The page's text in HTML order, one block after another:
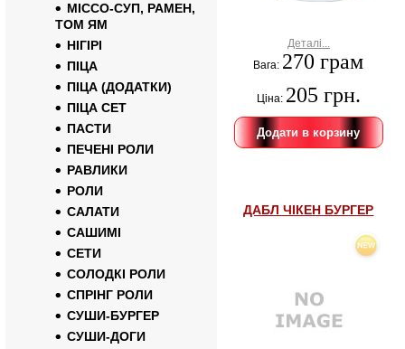
Деталі...
Вага: 270 грам
Ціна: 205 грн.
ДАБЛ ЧІКЕН БУРГЕР
МІССО-СУП, РАМЕН,
ТОМ ЯМ
НІГІРІ
ПІЦА
ПІЦА (ДОДАТКИ)
ПІЦА СЕТ
ПАСТИ
ПЕЧЕНІ РОЛИ
РАВЛИКИ
РОЛИ
САЛАТИ
САШИМІ
СЕТИ
СОЛОДКІ РОЛИ
СПРІНГ РОЛИ
СУШИ-БУРГЕР
СУШИ-ДОГИ